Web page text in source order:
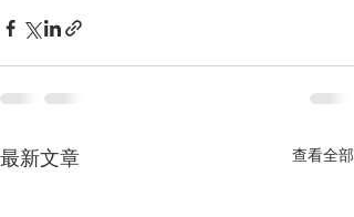
最新文章 查看全部